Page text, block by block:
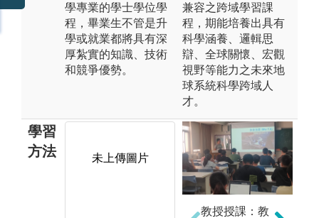
學專業的學士學位學
程，畢業生不管是升
學或就業都將具有深
厚紮實的知識、技術
和競爭優勢。
兼容之跨域學習課
程，期能培養出具有
科學涵養、邏輯思
辯、全球關懷、宏觀
視野等能力之未來地
球系統科學跨域人
才。
學習
方法
未上傳圖片 未上傳圖片
教授授課：教